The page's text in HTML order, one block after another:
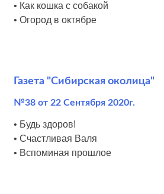
• Как кошка с собакой
• Огород в октябре
Газета "Сибирская околица"
№38 от 22 Сентября 2020г.
• Будь здоров!
• Счастливая Валя
• Вспоминая прошлое